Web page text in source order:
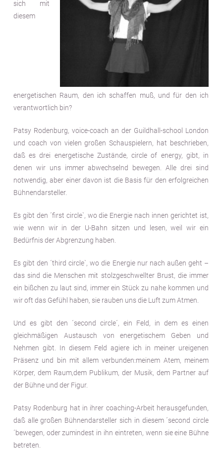
sich mit
diesem
energetischen Raum, den ich schaffen muß, und für den ich
verantwortlich bin?
Patsy Rodenburg, voice-coach an der Guildhall-school London
und coach von vielen großen Schauspielern, hat beschrieben,
daß es drei energetische Zustände, circle of energy, gibt, in
denen wir uns immer abwechselnd bewegen. Alle drei sind
notwendig, aber einer davon ist die Basis für den erfolgreichen
Bühnendarsteller.
Es gibt den ´first circle`, wo die Energie nach innen gerichtet ist,
wie wenn wir in der U-Bahn sitzen und lesen, weil wir ein
Bedürfnis der Abgrenzung haben.
Es gibt den ´third circle`, wo die Energie nur nach außen geht –
das sind die Menschen mit stolzgeschwellter Brust, die immer
ein bißchen zu laut sind, immer ein Stück zu nahe kommen und
wir oft das Gefühl haben, sie rauben uns die Luft zum Atmen.
Und es gibt den ´second circle´, ein Feld, in dem es einen
gleichmäßigen Austausch von energetischem Geben und
Nehmen gibt. In diesem Feld agiere ich in meiner ureigenen
Präsenz und bin mit allem verbunden:meinem Atem, meinem
Körper, dem Raum,dem Publikum, der Musik, dem Partner auf
der Bühne und der Figur.
Patsy Rodenburg hat in ihrer coaching-Arbeit herausgefunden,
daß alle großen Bühnendarsteller sich in diesem ´second circle
´bewegen, oder zumindest in ihn eintreten, wenn sie eine Bühne
betreten.